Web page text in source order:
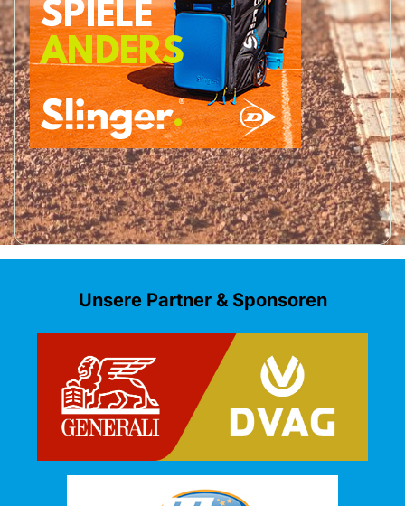
Unsere Partner & Sponsoren